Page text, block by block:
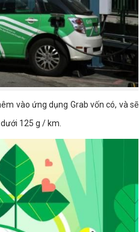
vào ứng dụng Grab vốn có, và sẽ
125 g / km.